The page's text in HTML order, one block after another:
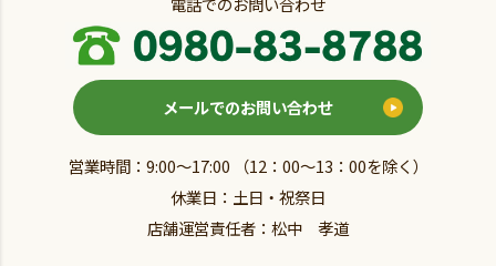
メールでのお問い合わせ
営業時間：9:00～17:00 （12：00～13：00を除く）
休業日：土日・祝祭日
店舗運営責任者：松中 孝道